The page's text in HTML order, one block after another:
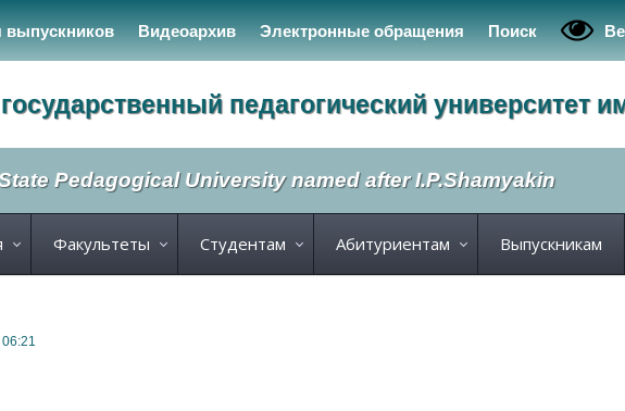
выпускников Видеоархив Электронные обращения Поиск
педагогический университет
Pedagogical University named after I.P.Shamyakin
Факультеты Студентам Абитуриентам Выпускникам